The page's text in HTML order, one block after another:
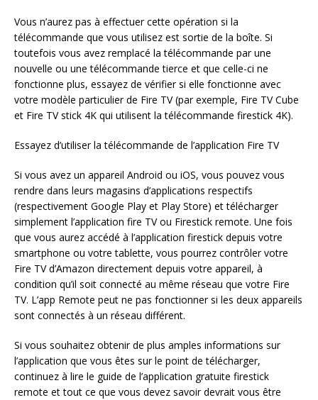
Vous n’aurez pas à effectuer cette opération si la
télécommande que vous utilisez est sortie de la boîte. Si
toutefois vous avez remplacé la télécommande par une
nouvelle ou une télécommande tierce et que celle-ci ne
fonctionne plus, essayez de vérifier si elle fonctionne avec
votre modèle particulier de Fire TV (par exemple, Fire TV Cube
et Fire TV stick 4K qui utilisent la télécommande firestick 4K).
Essayez d’utiliser la télécommande de l’application Fire TV
Si vous avez un appareil Android ou iOS, vous pouvez vous
rendre dans leurs magasins d’applications respectifs
(respectivement Google Play et Play Store) et télécharger
simplement l’application fire TV ou Firestick remote. Une fois
que vous aurez accédé à l’application firestick depuis votre
smartphone ou votre tablette, vous pourrez contrôler votre
Fire TV d’Amazon directement depuis votre appareil, à
condition qu’il soit connecté au même réseau que votre Fire
TV. L’app Remote peut ne pas fonctionner si les deux appareils
sont connectés à un réseau différent.
Si vous souhaitez obtenir de plus amples informations sur
l’application que vous êtes sur le point de télécharger,
continuez à lire le guide de l’application gratuite firestick
remote et tout ce que vous devez savoir devrait vous être